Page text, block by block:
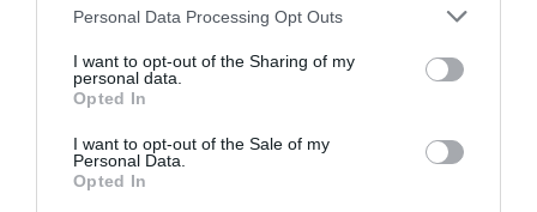
Personal Data Processing Opt Outs
I want to opt-out of the Sharing of my
personal data.
Opted In
I want to opt-out of the Sale of my
Personal Data.
Opted In
préparait toutes les demandes pour le permis de
séjour pour télématique, en faisant résulter que leurs ‘
clients’ avaient en Italie un logement et un emploi.
de travailler comme ouvriers, maçons, badanti,
payaient au groupe des sommes qui allaient de deux